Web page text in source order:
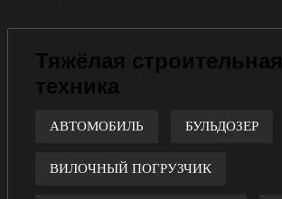
Тяжёлая строительная
техника
АВТОМОБИЛЬ БУЛЬДОЗЕР
ВИЛОЧНЫЙ ПОГРУЗЧИК